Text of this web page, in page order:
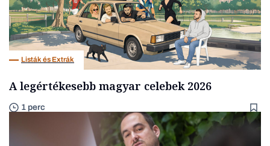
Listák és Extrák
A legértékesebb magyar celebek 2026
1 perc